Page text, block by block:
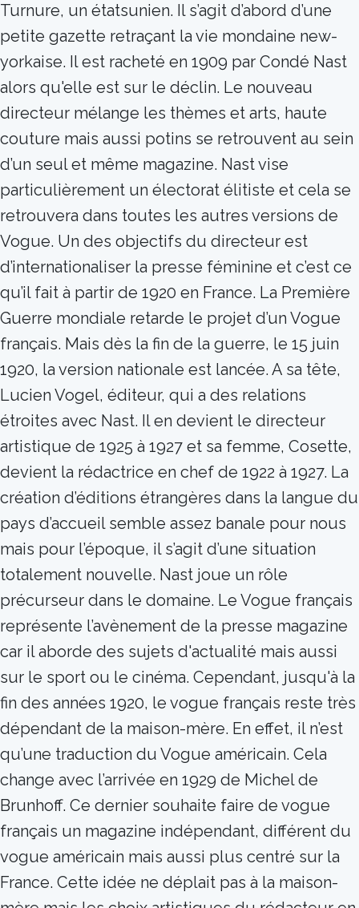
Turnure, un étatsunien. Il s’agit d’abord d’une
petite gazette retraçant la vie mondaine new-
yorkaise. Il est racheté en 1909 par Condé Nast
alors qu'elle est sur le déclin. Le nouveau
directeur mélange les thèmes et arts, haute
couture mais aussi potins se retrouvent au sein
d’un seul et même magazine. Nast vise
particulièrement un électorat élitiste et cela se
retrouvera dans toutes les autres versions de
Vogue. Un des objectifs du directeur est
d’internationaliser la presse féminine et c’est ce
qu’il fait à partir de 1920 en France. La Première
Guerre mondiale retarde le projet d’un Vogue
français. Mais dès la fin de la guerre, le 15 juin
1920, la version nationale est lancée. A sa tête,
Lucien Vogel, éditeur, qui a des relations
étroites avec Nast. Il en devient le directeur
artistique de 1925 à 1927 et sa femme, Cosette,
devient la rédactrice en chef de 1922 à 1927. La
création d’éditions étrangères dans la langue du
pays d’accueil semble assez banale pour nous
mais pour l’époque, il s’agit d’une situation
totalement nouvelle. Nast joue un rôle
précurseur dans le domaine. Le Vogue français
représente l’avènement de la presse magazine
car il aborde des sujets d'actualité mais aussi
sur le sport ou le cinéma. Cependant, jusqu'à la
fin des années 1920, le vogue français reste très
dépendant de la maison-mère. En effet, il n’est
qu’une traduction du Vogue américain. Cela
change avec l’arrivée en 1929 de Michel de
Brunhoff. Ce dernier souhaite faire de vogue
français un magazine indépendant, différent du
vogue américain mais aussi plus centré sur la
France. Cette idée ne déplait pas à la maison-